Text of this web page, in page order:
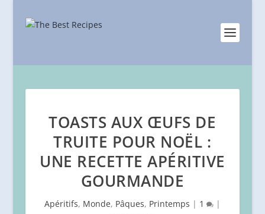
TOASTS AUX ŒUFS DE
TRUITE POUR NOËL :
UNE RECETTE APÉRITIVE
GOURMANDE
Apéritifs, Monde, Pâques, Printemps | 1 |